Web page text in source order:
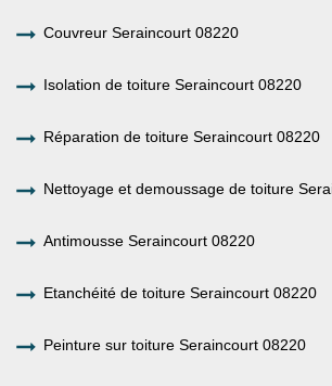
Couvreur Seraincourt 08220
Isolation de toiture Seraincourt 08220
Réparation de toiture Seraincourt 08220
Nettoyage et demoussage de toiture
Antimousse Seraincourt 08220
Etanchéité de toiture Seraincourt 08220
Peinture sur toiture Seraincourt 08220